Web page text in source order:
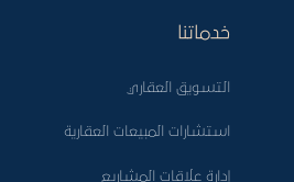
خدماتنا
التسويق العقاري
استشارات المبيعات العقارية
إدارة علاقات المشاريع